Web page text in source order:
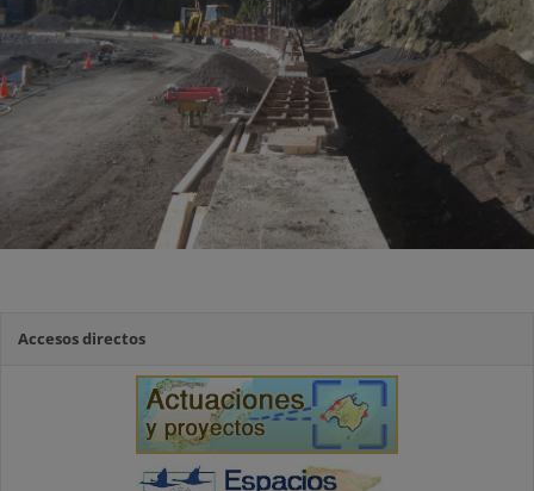
Accesos directos